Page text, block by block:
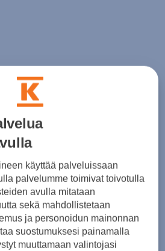
käyttää palveluissaan
palvelumme toimivat toivotulla
avulla mitataan
sekä mahdollistetaan
ja personoidun mainonnan
suostumuksesi painamalla
muuttamaan valintojasi